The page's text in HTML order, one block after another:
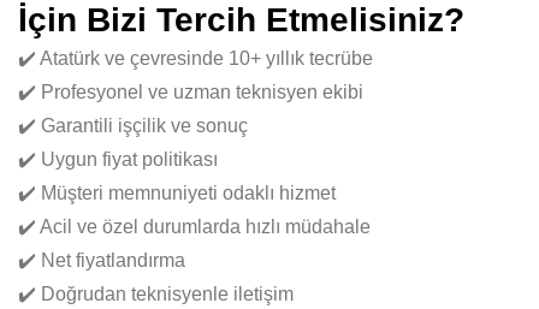
İçin Bizi Tercih Etmelisiniz?
✔️ Atatürk ve çevresinde 10+ yıllık tecrübe
✔️ Profesyonel ve uzman teknisyen ekibi
✔️ Garantili işçilik ve sonuç
✔️ Uygun fiyat politikası
✔️ Müşteri memnuniyeti odaklı hizmet
✔️ Acil ve özel durumlarda hızlı müdahale
✔️ Net fiyatlandırma
✔️ Doğrudan teknisyenle iletişim